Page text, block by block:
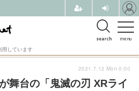
menu
search
用しています
舞台の「鬼滅の刃 XRライ
2021.7.12 Mon 0:00